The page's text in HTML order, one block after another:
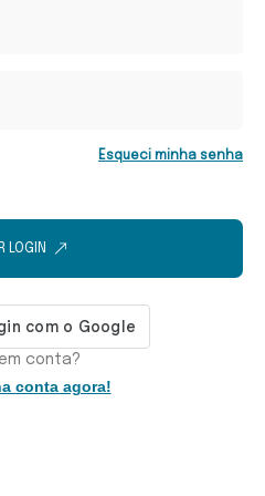
Esqueci minha senha
LOGIN
conta?
conta agora!